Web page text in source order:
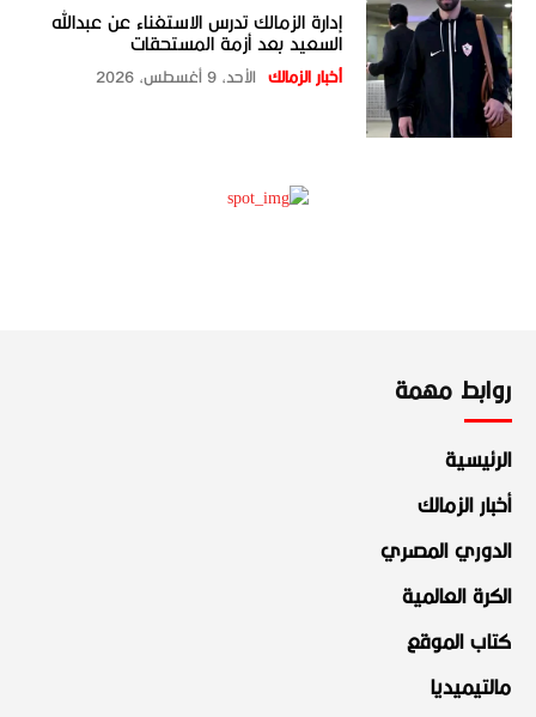
إدارة الزمالك تدرس الاستغناء عن عبدالله
السعيد بعد أزمة المستحقات
أخبار الزمالك الأحد، 9 أغسطس، 2026
روابط مهمة
الرئيسية
أخبار الزمالك
الدوري المصري
الكرة العالمية
كتاب الموقع
مالتيميديا